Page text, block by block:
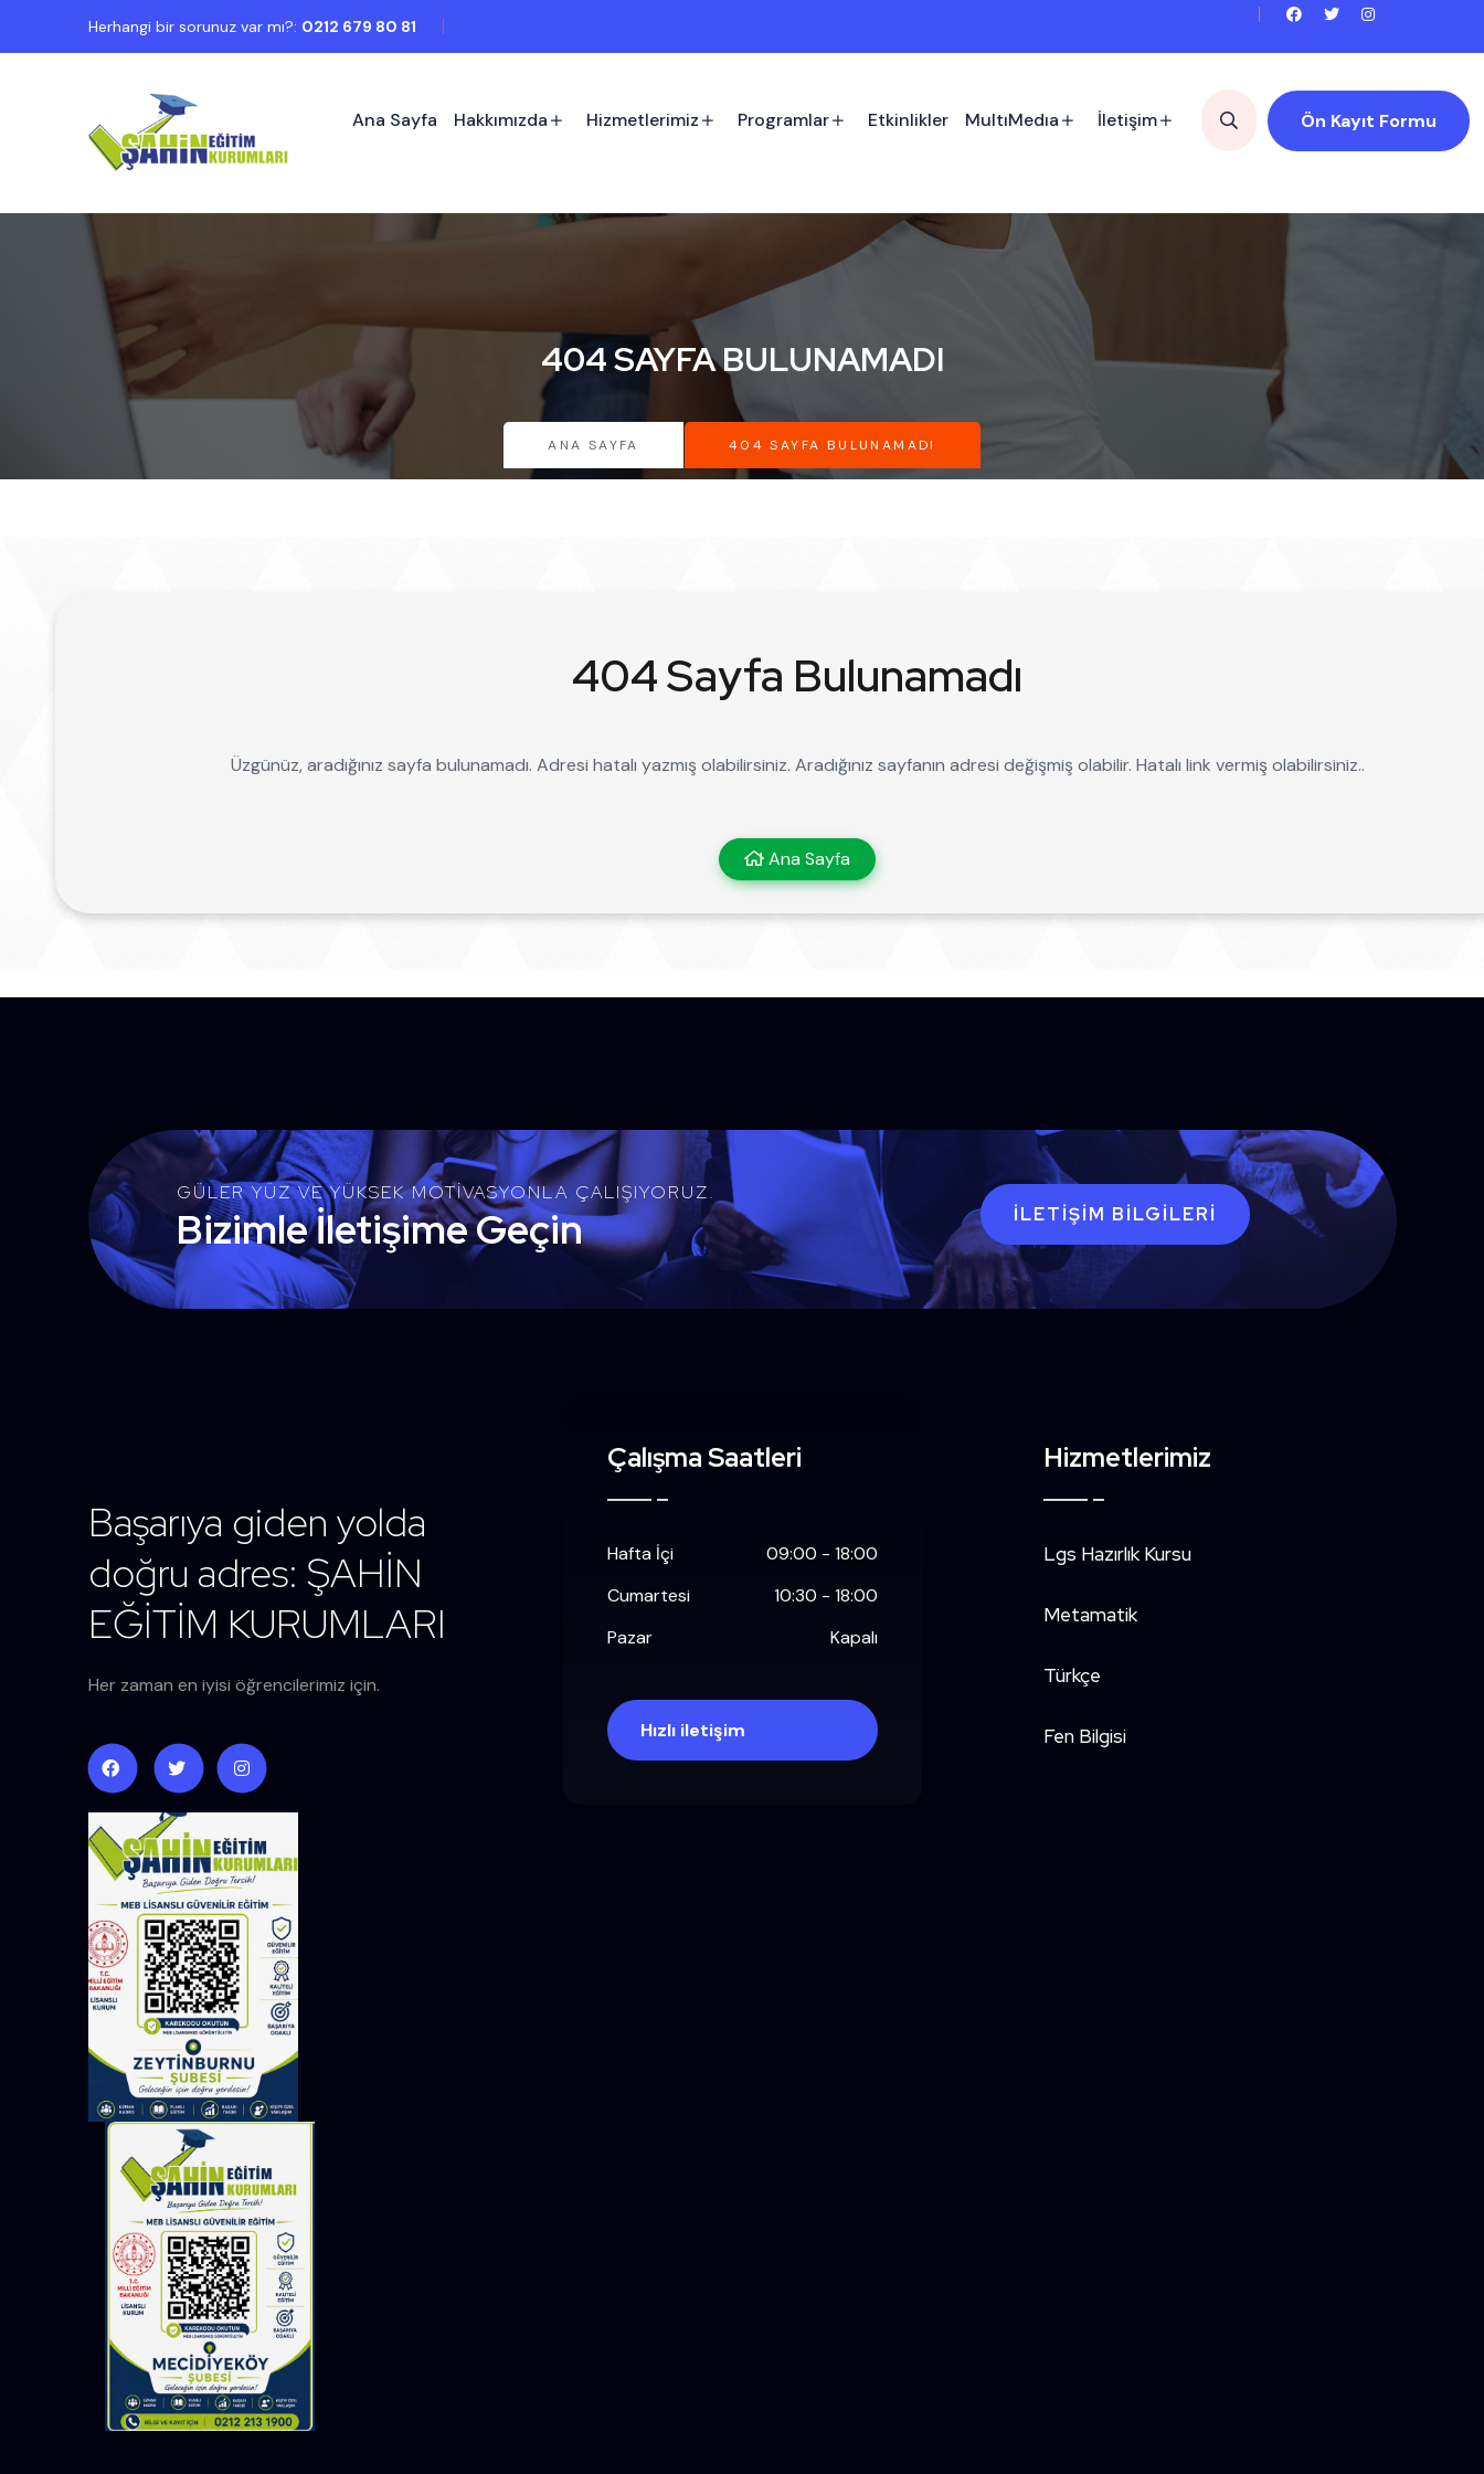
Herhangi bir sorunuz var mı?: 0212 679 80 81
Ana Sayfa Hakkımızda Hizmetlerimiz Programlar Etkinlikler MultıMedıa İletişim Ön Kayıt Formu
404 SAYFA BULUNAMADI
ANA SAYFA 404 SAYFA BULUNAMADI
404 Sayfa Bulunamadı
Üzgünüz, aradığınız sayfa bulunamadı. Adresi hatalı yazmış olabilirsiniz. Aradığınız sayfanın adresi değişmiş olabilir. Hatalı link vermiş olabilirsiniz..
Ana Sayfa
GÜLER YÜZ VE YÜKSEK MOTIVASYONLA ÇALIŞIYORUZ.
Bizimle İletişime Geçin İLETIŞIM BILGILERI
Başarıya giden yolda
doğru adres: ŞAHİN
EĞİTİM KURUMLARI
Her zaman en iyisi öğrencilerimiz için.
Çalışma Saatleri
Hafta İçi
09:00 - 18:00
Cumartesi
10:30 - 18:00
Pazar
Kapalı
Hızlı iletişim
Hizmetlerimiz
Lgs Hazırlık Kursu
Metamatik
Türkçe
Fen Bilgisi